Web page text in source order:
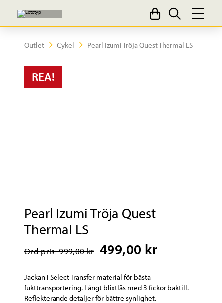
Outlet Cykel Pearl Izumi Tröja Quest Thermal LS
REA!
Pearl Izumi Tröja Quest
Thermal LS
Ord pris: 999,00 kr 499,00 kr
Jackan i Select Transfer material för bästa
fukttransportering. Långt blixtlås med 3 fickor baktill.
Reflekterande detaljer för bättre synlighet.